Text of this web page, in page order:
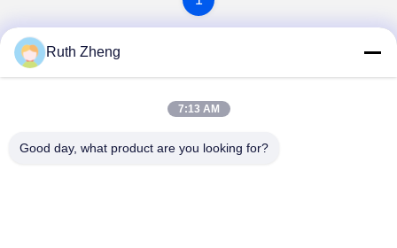
Ruth Zheng
7:13 AM
Good day, what product are you looking for?